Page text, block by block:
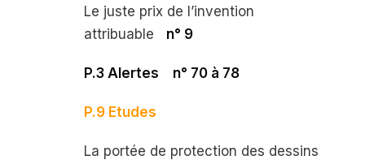
Le juste prix de l’invention
attribuable n° 9
P.3 Alertes n° 70 à 78
P.9 Etudes
La portée de protection des dessins